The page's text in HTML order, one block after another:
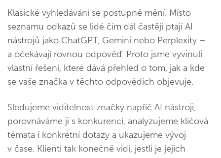
Klasické vyhledávání se postupně mění. Místo
seznamu odkazů se lidé čím dál častěji ptají AI
nástrojů jako ChatGPT, Gemini nebo Perplexity –
a očekávají rovnou odpověď. Proto jsme vyvinuli
vlastní řešení, které dává přehled o tom, jak a kde
se vaše značka v těchto odpovědích objevuje.
Sledujeme viditelnost značky napříč AI nástroji,
porovnáváme ji s konkurencí, analyzujeme klíčová
témata i konkrétní dotazy a ukazujeme vývoj
v čase. Klienti tak konečně vidí, jestli je jejich